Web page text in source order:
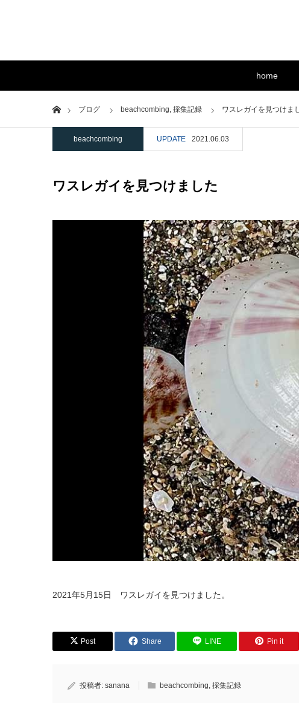
home
Homeブログ beachcombing, 採集記録 ワスレガイを見つけま
beachcombing UPDATE 2021.06.03
ワスレガイを見つけました
2021年5月15日 ワスレガイを見つけました。
Post Share LINE Pin it
投稿者: sanana beachcombing 採集記録